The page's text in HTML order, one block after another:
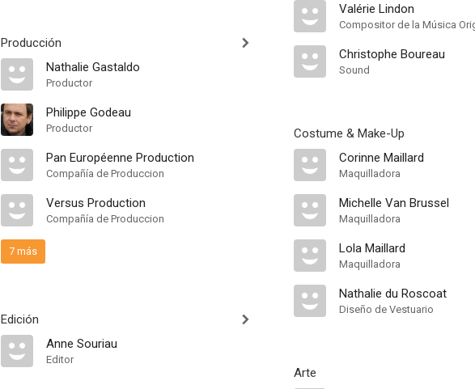
Producción
Nathalie Gastaldo
Productor
Philippe Godeau
Productor
Pan Européenne Production
Compañía de Produccion
Versus Production
Compañía de Produccion
7 más
Edición
Anne Souriau
Editor
Valérie Lindon
Compositor de la Música
Christophe Boureau
Sound
Costume & Make-Up
Corinne Maillard
Maquilladora
Michelle Van Brussel
Maquilladora
Lola Maillard
Maquilladora
Nathalie du Roscoat
Diseño de Vestuario
Arte